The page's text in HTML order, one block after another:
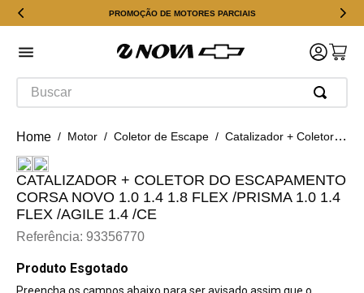
PROMOÇÃO DE MOTORES PARCIAIS
Buscar
Motor Coletor de Escape Catalizador + Coletor Do Escapamento Corsa Novo 1.0 1.4 1.8 flex /prisma 1.0 1.4 flex /agile 1.4 /ce
CATALIZADOR + COLETOR DO ESCAPAMENTO
CORSA NOVO 1.0 1.4 1.8 FLEX /PRISMA 1.0 1.4
FLEX /AGILE 1.4 /CE
Referência: 93356770